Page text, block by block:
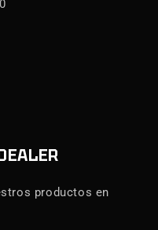
productos en